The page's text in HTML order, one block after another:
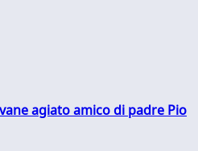
agiato amico di padre Pio